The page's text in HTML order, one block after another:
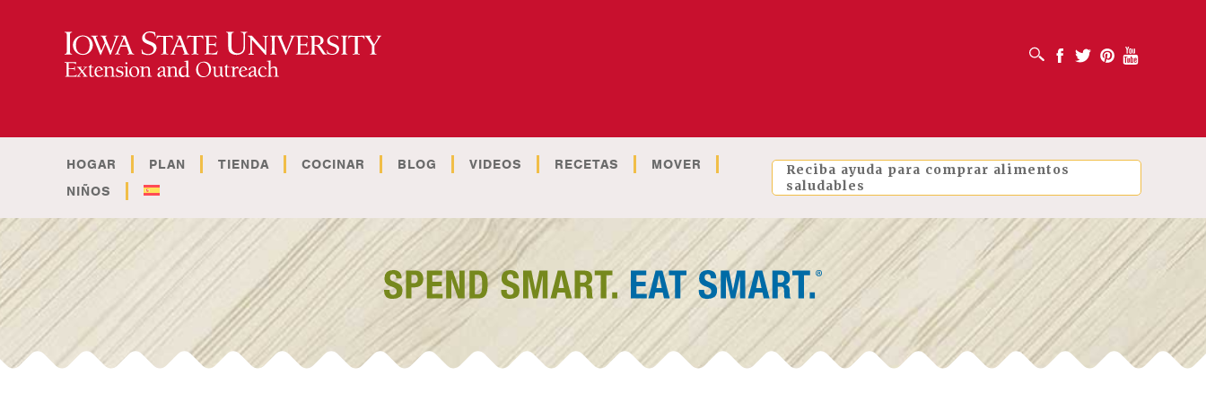
ABRIR CUADRO DE BÚSQUEDA
Facebook
Twitter PinterestYoutube
HOGAR PLAN TIENDA COCINAR BLOG VIDEOS RECETAS
MOVER
NIÑOS
Reciba ayuda para comprar alimentos
saludables